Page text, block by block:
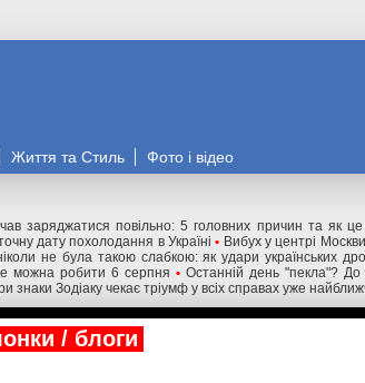
Життя та Стиль Фото і відео
заряджатися повільно: 5 головних причин та як це
дату похолодання в Україні • Вибух у центрі
не була такою слабкою: як удари українських
можна робити 6 серпня • Останній день "пекла"? До
знаки Зодіаку чекає тріумф у всіх справах уже
/ блоги